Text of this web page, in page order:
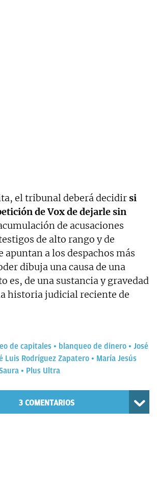
el tribunal deberá decidirsi
de Vox de dejarle sin
de acusaciones
de alto rango y de
apuntan a los despachos más
dibuja una causa de una
es, de una sustancia y gravedad
historia judicial reciente de
de capitales blanqueo de dinero
José
Luis Rodríguez Zapatero
María Jesús
Plus Ultra
3 COMENTARIOS